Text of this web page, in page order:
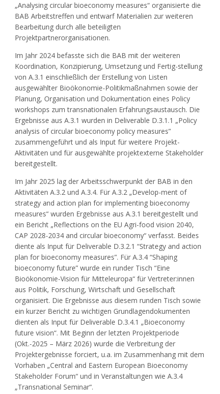
„Analysing circular bioeconomy measures“ organisierte die
BAB Arbeitstreffen und entwarf Materialien zur weiteren
Bearbeitung durch alle beteiligten
Projektpartnerorganisationen.
Im Jahr 2024 befasste sich die BAB mit der weiteren
Koordination, Konzipierung, Umsetzung und Fertig-stellung
von A.3.1 einschließlich der Erstellung von Listen
ausgewählter Bioökonomie-Politikmaßnahmen sowie der
Planung, Organisation und Dokumentation eines Policy
workshops zum transnationalen Erfahrungsaustausch. Die
Ergebnisse aus A.3.1 wurden in Deliverable D.3.1.1 „Policy
analysis of circular bioeconomy policy measures”
zusammengeführt und als Input für weitere Projekt-
Aktivitäten und für ausgewählte projektexterne Stakeholder
bereitgestellt.
Im Jahr 2025 lag der Arbeitsschwerpunkt der BAB in den
Aktivitäten A.3.2 und A.3.4. Für A.3.2 „Develop-ment of
strategy and action plan for implementing bioeconomy
measures“ wurden Ergebnisse aus A.3.1 bereitgestellt und
ein Bericht „Reflections on the EU Agri-food vision 2040,
CAP 2028-2034 and circular bioeconomy“ verfasst. Beides
diente als Input für Deliverable D.3.2.1 “Strategy and action
plan for bioeconomy measures”. Für A.3.4 “Shaping
bioeconomy future” wurde ein runder Tisch “Eine
Bioökonomie-Vision für Mitteleuropa“ für Vertreter:innen
aus Politik, Forschung, Wirtschaft und Gesellschaft
organisiert. Die Ergebnisse aus diesem runden Tisch sowie
ein kurzer Bericht zu wichtigen Grundlagendokumenten
dienten als Input für Deliverable D.3.4.1 „Bioeconomy
future vision“. Mit Beginn der letzten Projektperiode
(Okt.-2025 – März 2026) wurde die Verbreitung der
Projektergebnisse forciert, u.a. im Zusammenhang mit dem
Vorhaben „Central and Eastern European Bioeconomy
Stakeholder Forum“ und in Veranstaltungen wie A.3.4
„Transnational Seminar“.